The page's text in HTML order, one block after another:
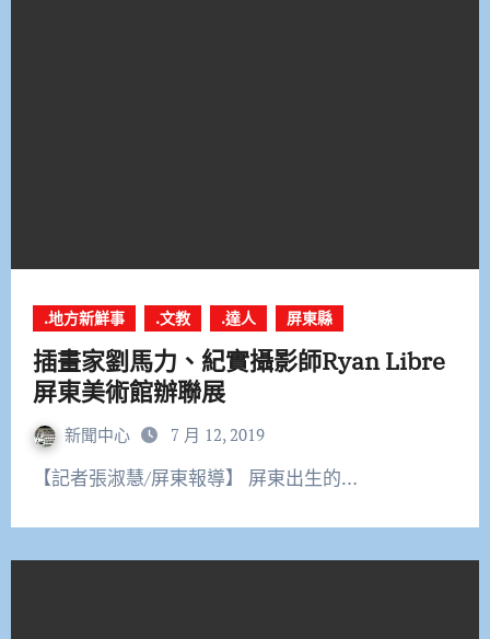
.地方新鮮事 .文教 .達人 屏東縣
插畫家劉馬力、紀實攝影師Ryan Libre
屏東美術館辦聯展
新聞中心 7 月 12, 2019
【記者張淑慧/屏東報導】 屏東出生的…